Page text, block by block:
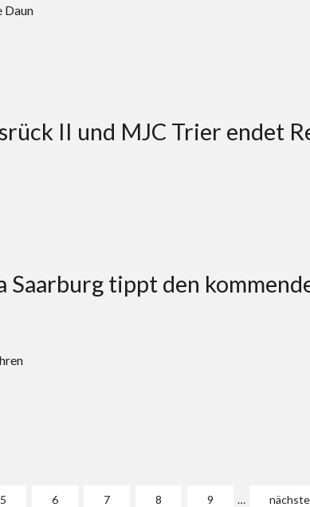
Daun
II und MJC Trier endet
Saarburg tippt den
5 6 7 8 9 … nächste